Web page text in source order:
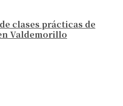
clases prácticas de
Valdemorillo